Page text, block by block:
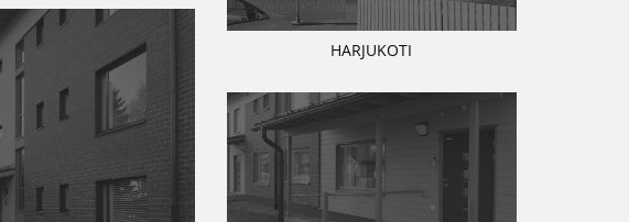
HARJUKOTI